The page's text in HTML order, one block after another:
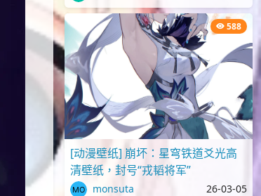
588
[动漫壁纸] 崩坏：星穹铁道爻光高
清壁纸，封号“戎韬将军”
monsuta 26-03-05